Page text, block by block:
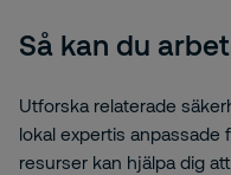
Så kan du
Utforska relaterade
lokal expertis anpassade
resurser kan hjälpa dig